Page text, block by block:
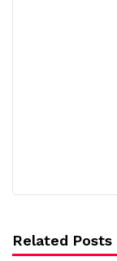
Related Posts